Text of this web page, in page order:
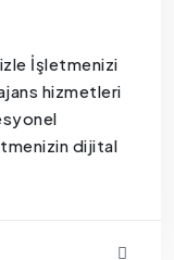
İşletmenizi
hizmetleri
dijital